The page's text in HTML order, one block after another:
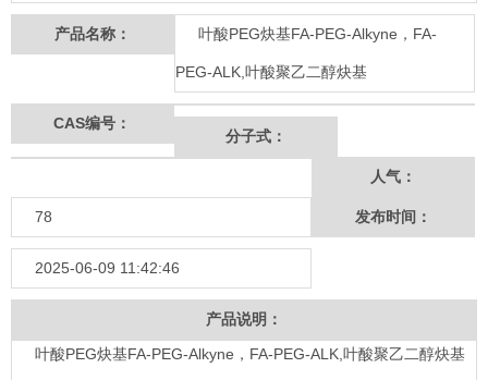
产品名称： 叶酸PEG炔基FA-PEG-Alkyne，FA-
PEG-ALK,叶酸聚乙二醇炔基
CAS编号：
分子式：
人气：
78 发布时间：
2025-06-09 11:42:46
产品说明：
叶酸PEG炔基FA-PEG-Alkyne，FA-PEG-ALK,叶酸聚乙二醇炔基